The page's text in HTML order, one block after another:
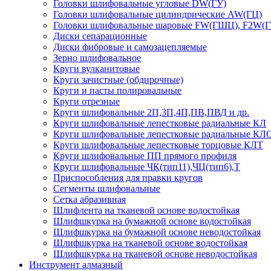
Головки шлифовальные угловые DW(ГУ)
Головки шлифовальные цилиндрические AW(ГЦ)
Головки шлифовальные шаровые FW(ГШЦ),
Диски сепарационные
Диски фибровые и самозацепляемые
Зерно шлифовальное
Круги вулканитовые
Круги зачистные (обдирочные)
Круги и пасты полировальные
Круги отрезные
Круги шлифовальные 2П,3П,4П,ПВ,ПВД и др.
Круги шлифовальные лепестковые радиальные КЛ
Круги шлифовальные лепестковые радиальные
Круги шлифовальные лепестковые торцовые КЛТ
Круги шлифовальные ПП прямого профиля
Круги шлифовальные ЧК(тип11),ЧЦ(тип6),Т
Приспособления для правки кругов
Сегменты шлифовальные
Сетка абразивная
Шлифлента на тканевой основе водостойкая
Шлифшкурка на бумажной основе водостойкая
Шлифшкурка на бумажной основе неводостойкая
Шлифшкурка на тканевой основе водостойкая
Шлифшкурка на тканевой основе неводостойкая
Инструмент алмазный